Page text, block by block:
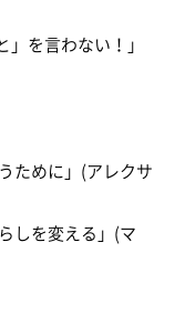
」を言わない！」
ために」(アレクサ
しを変える」(マ